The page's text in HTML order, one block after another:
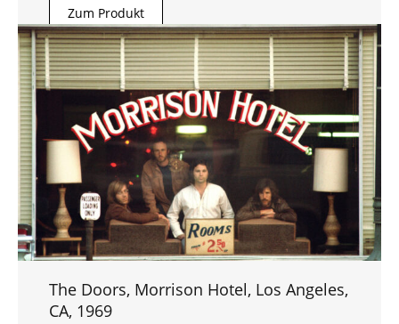
Zum Produkt
The Doors, Morrison Hotel, Los Angeles,
CA, 1969